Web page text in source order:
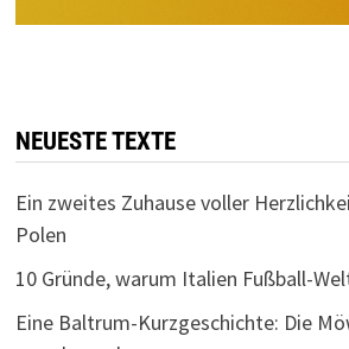
NEUESTE TEXTE
Ein zweites Zuhause voller
Polen
10 Gründe, warum Italien Fußball-
Eine Baltrum-Kurzgeschichte: Die